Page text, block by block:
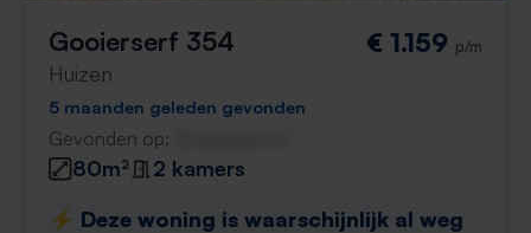
Gooierserf 354
Huizen
€ 1.159 p/m
5 maanden geleden gevonden
Gevonden op:
80m²
2 kamers
⚡️ Deze woning is waarschijnlijk al weg